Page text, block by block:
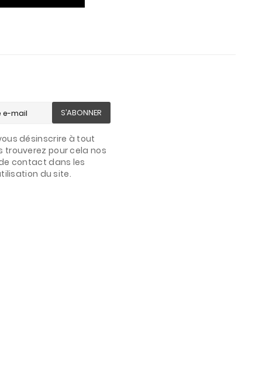
S’ABONNER
désinscrire à tout
trouverez pour cela nos
contact dans les
du site.